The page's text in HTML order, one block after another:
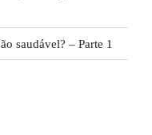
saudável? – Parte 1